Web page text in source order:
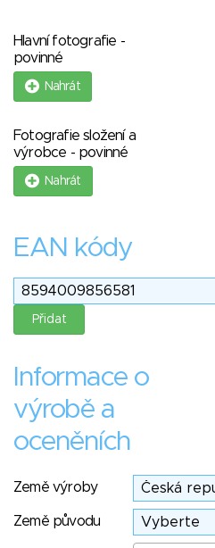
Hlavní fotografie -
povinné
Nahrát
Fotografie složení a
výrobce - povinné
Nahrát
EAN kódy
Informace o
výrobě a
oceněních
Země výroby
Země původu